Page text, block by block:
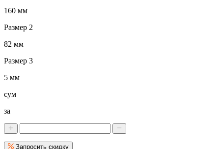
160 мм
Размер 2
82 мм
Размер 3
5 мм
сум
за
Запросить скидку